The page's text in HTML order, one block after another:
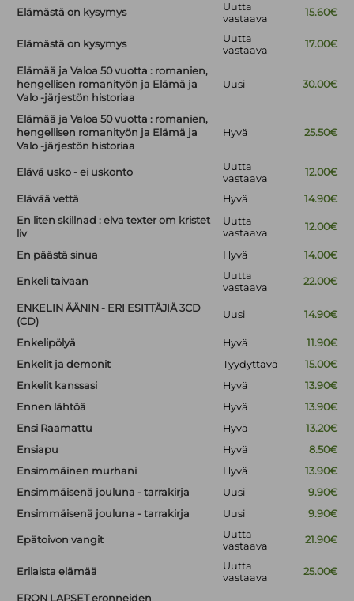
Elämästä on kysymys
Uutta
vastaava
15.60€
Elämästä on kysymys
Uutta
vastaava
17.00€
Elämää ja Valoa 50 vuotta : romanien,
hengellisen romanityön ja Elämä ja
Valo -järjestön historiaa
Uusi 30.00€
Elämää ja Valoa 50 vuotta : romanien,
hengellisen romanityön ja Elämä ja
Valo -järjestön historiaa
Hyvä 25.50€
Elävä usko - ei uskonto
Uutta
vastaava
12.00€
Elävää vettä Hyvä
14.90€
En liten skillnad : elva texter om kristet
liv
Uutta
vastaava
12.00€
En päästä sinua Hyvä 14.00€
Enkeli taivaan
Uutta
vastaava
22.00€
ENKELIN ÄÄNIN - ERI ESITTÄJIÄ 3CD
(CD)
Uusi 14.90€
Enkelipölyä Hyvä
11.90€
Enkelit ja demonit
Tyydyttävä
15.00€
Enkelit kanssasi
Hyvä
13.90€
Ennen lähtöä
Hyvä
13.90€
Ensi Raamattu
Hyvä
13.20€
Ensiapu
Hyvä
8.50€
Ensimmäinen murhani
Hyvä
13.90€
Ensimmäisenä jouluna - tarrakirja
Uusi
9.90€
Ensimmäisenä jouluna - tarrakirja
Uusi 9.90€
Epätoivon vangit
Uutta
vastaava
21.90€
Erilaista elämää
Uutta
vastaava
25.00€
ERON LAPSET eronneiden